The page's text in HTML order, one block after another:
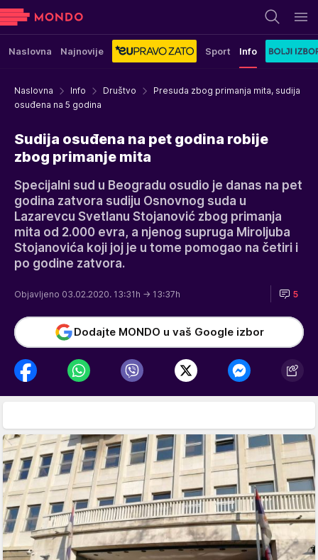
Naslovna Najnovije Sport Info
Naslovna Info Društvo
Presuda zbog primanja mita, sudija
osuđena na 5 godina
Sudija osuđena na pet godina robije
zbog primanje mita
Specijalni sud u Beogradu osudio je danas na pet
godina zatvora sudiju Osnovnog suda u
Lazarevcu Svetlanu Stojanović zbog primanja
mita od 2.000 evra, a njenog supruga Miroljuba
Stojanovića koji joj je u tome pomogao na četiri i
po godine zatvora.
Objavljeno 03.02.2020. 13:31h → 13:37h 5
Dodajte MONDO u vaš Google izbor